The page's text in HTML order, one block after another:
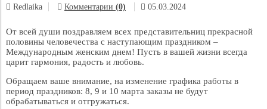
Redlaika Комментарии (0) 05.03.2024
От всей души поздравляем всех представительниц прекрасной
половины человечества с наступающим праздником –
Международным женским днем! Пусть в вашей жизни всегда
царит гармония, радость и любовь.
Обращаем ваше внимание, на изменение графика работы в
период праздников: 8, 9 и 10 марта заказы не будут
обрабатываться и отгружаться.